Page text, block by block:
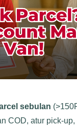
sebulan
COD, atur pick-